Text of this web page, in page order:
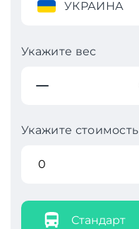
УКРАИНА
Укажите вес
Укажите стоимость
Стандарт